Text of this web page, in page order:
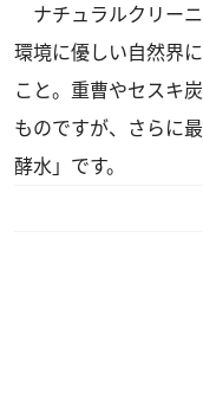
ナチュラルクリー
環境に優しい自然界
こと。重曹やセスキ
ものですが、さらに
酵水」です。